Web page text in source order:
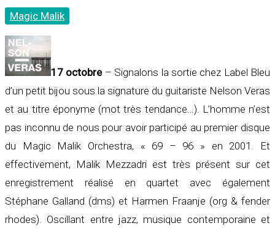
Magic Malik
17 octobre– Signalons la sortie chez Label Bleu
d’un petit bijou sous la signature du guitariste Nelson Veras
et au titre éponyme (mot très tendance…). L’homme n’est
pas inconnu de nous pour avoir participé au premier disque
du Magic Malik Orchestra, « 69 – 96 » en 2001. Et
effectivement, Malik Mezzadri est très présent sur cet
enregistrement réalisé en quartet avec également
Stéphane Galland (dms) et Harmen Fraanje (org & fender
rhodes). Oscillant entre jazz, musique contemporaine et